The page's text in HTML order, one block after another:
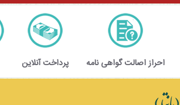
احراز اصالت گواهی نامه پرداخت آنلاین